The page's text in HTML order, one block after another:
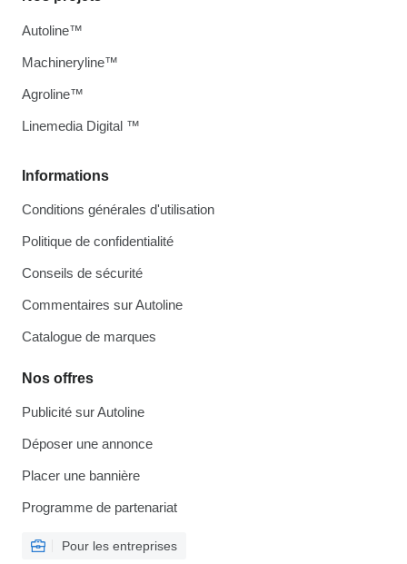
Informations
Conditions générales d'utilisation
Politique de confidentialité
Conseils de sécurité
Commentaires sur Autoline
Catalogue de marques
Nos offres
Publicité sur Autoline
Déposer une annonce
Placer une bannière
Programme de partenariat
Pour les entreprises
Autoline™
Machineryline™
Agroline™
Linemedia Digital ™